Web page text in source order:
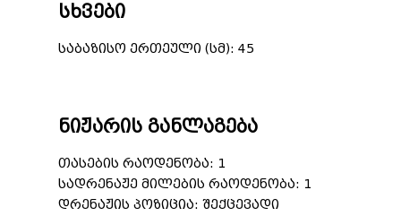
სხვები
საბაზისო ერთეული (სმ): 45
ნიჟარის განლაგება
თასების რაოდენობა: 1
სადრენაჟე მილების რაოდენობა: 1
დრენაჟის პოზიცია: შექცევადი